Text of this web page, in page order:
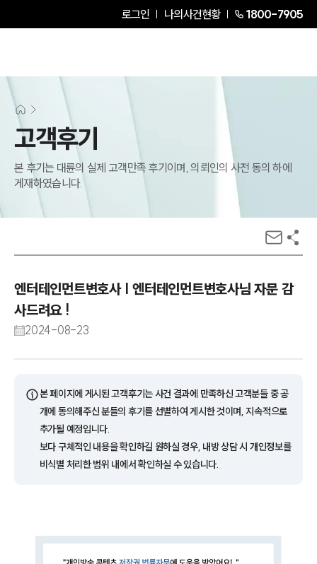
로그인 나의사건현황 1800-7905
고객후기
본 후기는 대륜의 실제 고객만족 후기이며, 의뢰인의 사전 동의 하에
게재하였습니다.
엔터테인먼트변호사 | 엔터테인먼트변호사님 자문 감
사드려요 !
2024-08-23
ⓘ본 페이지에 게시된 고객후기는 사건 결과에 만족하신 고객분들 중 공
개에 동의해주신 분들의 후기를 선별하여 게시한 것이며, 지속적으로
추가될 예정입니다.
보다 구체적인 내용을 확인하길 원하실 경우, 내방 상담 시 개인정보를
비식별 처리한 범위 내에서 확인하실 수 있습니다.